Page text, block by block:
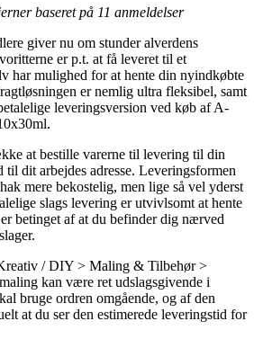
baseret på 11 anmeldelser
giver nu om stunder alverdens
er p.t. at få leveret til et
har mulighed for at hente din nyindkøbte
er nemlig ultra fleksibel, samt
leveringsversion ved køb af A-
at bestille varerne til levering til din
dit arbejdes adresse. Leveringsformen
mere bekostelig, men lige så vel yderst
slags levering er utvivlsomt at hente
betinget af at du befinder dig nærved
/ DIY > Maling & Tilbehør >
kan være ret udslagsgivende i
bruge ordren omgående, og af den
at du ser den estimerede leveringstid for